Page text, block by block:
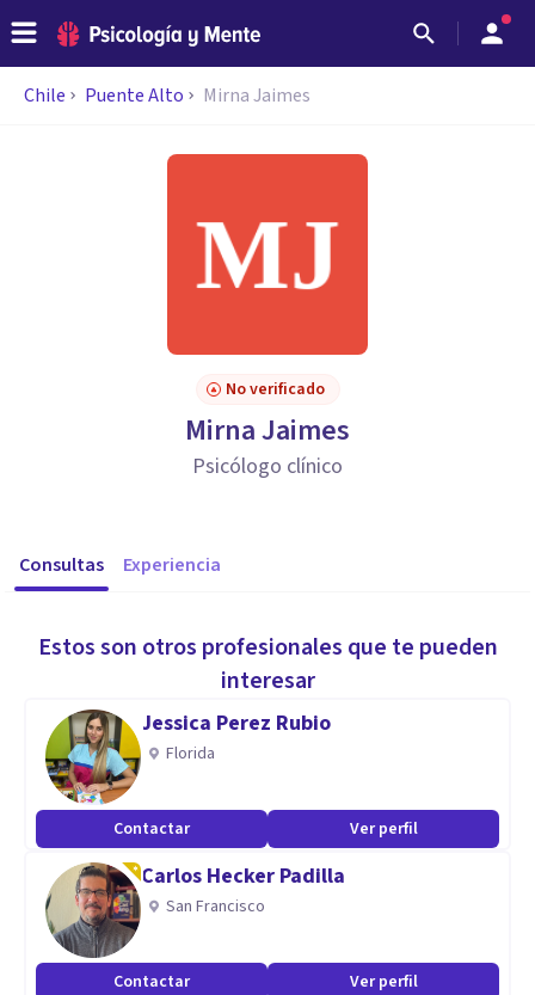
Chile Puente Alto Mirna Jaimes
No verificado
Mirna Jaimes
Psicólogo clínico
Consultas Experiencia
Estos son otros profesionales que te pueden
interesar
Jessica Perez Rubio
Florida
Contactar Ver perfil
Carlos Hecker Padilla
San Francisco
Contactar Ver perfil